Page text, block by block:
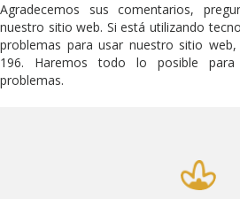
Agradecemos sus comentarios,
nuestro sitio web. Si está utilizando
problemas para usar nuestro sitio
196. Haremos todo lo posible
problemas.